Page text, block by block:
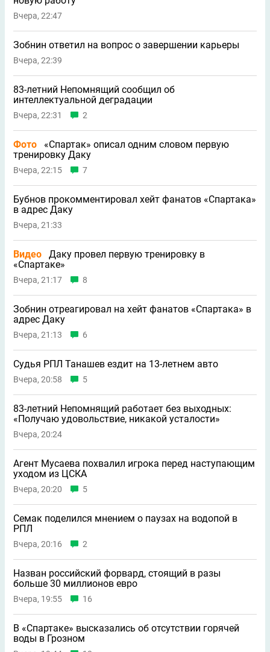
Вчера, 22:47
Зобнин ответил на вопрос о завершении карьеры
Вчера, 22:39
83-летний Непомнящий сообщил об
интеллектуальной деградации
Вчера, 22:31 2
Фото
«Спартак» описал одним словом первую
тренировку Даку
Вчера, 22:15 7
Бубнов прокомментировал хейт фанатов «Спартака»
в адрес Даку
Вчера, 21:33
Видео
Даку провел первую тренировку в
«Спартаке»
Вчера, 21:17 8
Зобнин отреагировал на хейт фанатов «Спартака» в
адрес Даку
Вчера, 21:13 6
Судья РПЛ Танашев ездит на 13-летнем авто
Вчера, 20:58 5
83-летний Непомнящий работает без выходных:
«Получаю удовольствие, никакой усталости»
Вчера, 20:24
Агент Мусаева похвалил игрока перед наступающим
уходом из ЦСКА
Вчера, 20:20 5
Семак поделился мнением о паузах на водопой в
РПЛ
Вчера, 20:16 2
Назван российский форвард, стоящий в разы
больше 30 миллионов евро
Вчера, 19:55 16
В «Спартаке» высказались об отсутствии горячей
воды в Грозном